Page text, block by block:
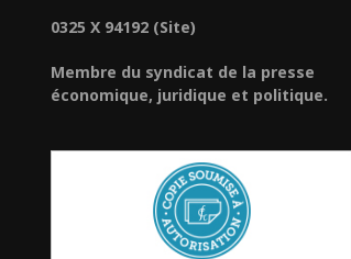
0325 X 94192 (Site)
Membre du syndicat de la presse
économique, juridique et politique.